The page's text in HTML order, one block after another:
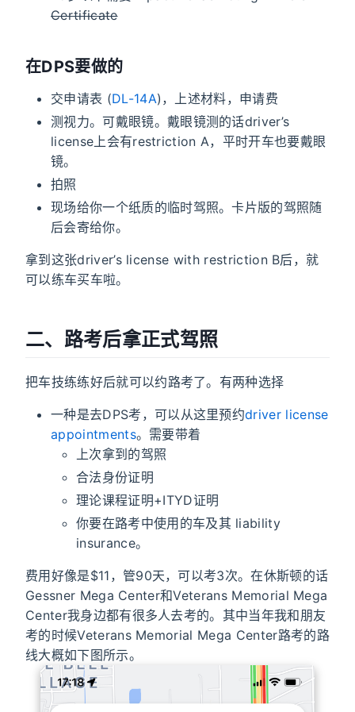
Certificate
在DPS要做的
交申请表 (DL-14A)，上述材料，申请费
测视力。可戴眼镜。戴眼镜测的话driver’s
license上会有restriction A，平时开车也要戴眼
镜。
拍照
现场给你一个纸质的临时驾照。卡片版的驾照随
后会寄给你。
拿到这张driver’s license with restriction B后，就
可以练车买车啦。
二、路考后拿正式驾照
把车技练练好后就可以约路考了。有两种选择
一种是去DPS考，可以从这里预约driver license
appointments。需要带着
上次拿到的驾照
合法身份证明
理论课程证明+ITYD证明
你要在路考中使用的车及其 liability
insurance。
费用好像是$11，管90天，可以考3次。在休斯顿的话
Gessner Mega Center和Veterans Memorial Mega
Center我身边都有很多人去考的。其中当年我和朋友
考的时候Veterans Memorial Mega Center路考的路
线大概如下图所示。